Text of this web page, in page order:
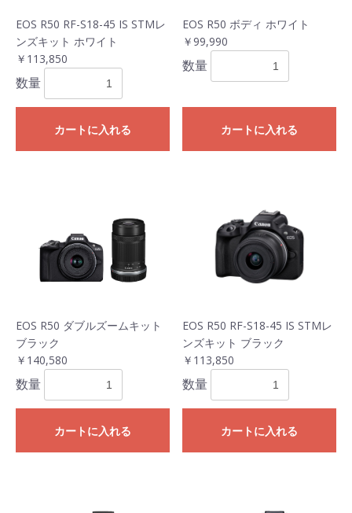
EOS R50 RF-S18-45 IS STMレ
ンズキット ホワイト
￥113,850
数量
カートに入れる
EOS R50 ボディ ホワイト
￥99,990
数量
カートに入れる
EOS R50 ダブルズームキット
ブラック
￥140,580
数量
カートに入れる
EOS R50 RF-S18-45 IS STMレ
ンズキット ブラック
￥113,850
数量
カートに入れる